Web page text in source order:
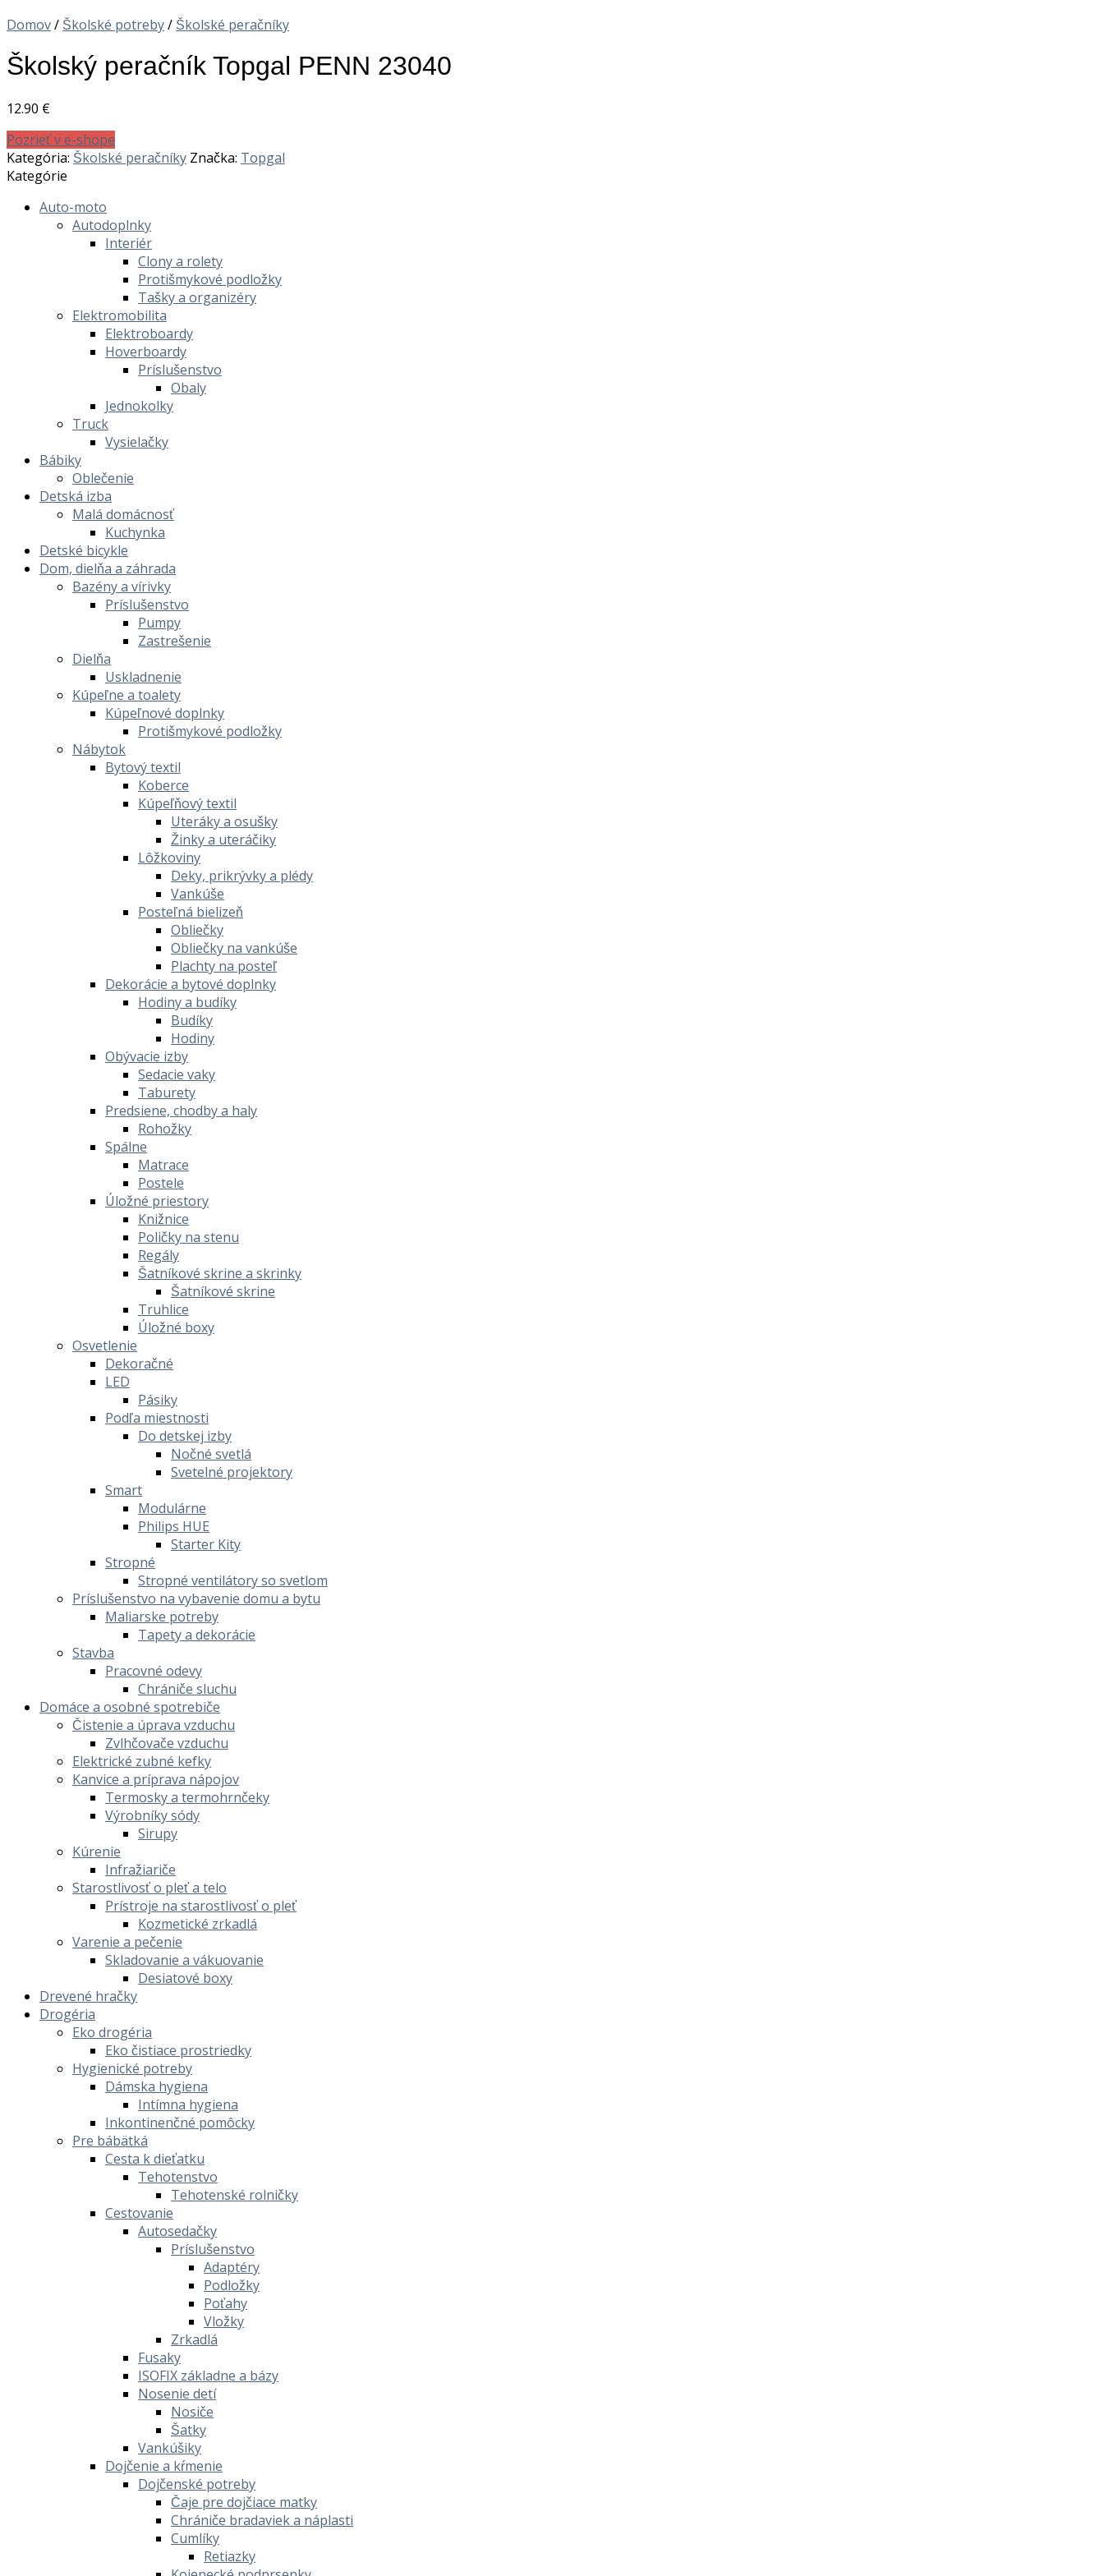
Domov/ Školské potreby/ Školské peračníky
Školský peračník Topgal PENN 23040
12.90 €
Pozrieť v e-shope
Kategória: Školské peračníky Značka: Topgal
Kategórie
Auto-moto
Autodoplnky
Interiér
Clony a rolety
Protišmykové podložky
Tašky a organizéry
Elektromobilita
Elektroboardy
Hoverboardy
Príslušenstvo
Obaly
Jednokolky
Truck
Vysielačky
Bábiky
Oblečenie
Detská izba
Malá domácnosť
Kuchynka
Detské bicykle
Dom, dielňa a záhrada
Bazény a vírivky
Príslušenstvo
Pumpy
Zastrešenie
Dielňa
Uskladnenie
Kúpeľne a toalety
Kúpeľnové doplnky
Protišmykové podložky
Nábytok
Bytový textil
Koberce
Kúpeľňový textil
Uteráky a osušky
Žinky a uteráčiky
Lôžkoviny
Deky, prikrývky a plédy
Vankúše
Posteľná bielizeň
Obliečky
Obliečky na vankúše
Plachty na posteľ
Dekorácie a bytové doplnky
Hodiny a budíky
Budíky
Hodiny
Obývacie izby
Sedacie vaky
Taburety
Predsiene, chodby a haly
Rohožky
Spálne
Matrace
Postele
Úložné priestory
Knižnice
Poličky na stenu
Regály
Šatníkové skrine a skrinky
Šatníkové skrine
Truhlice
Úložné boxy
Osvetlenie
Dekoračné
LED
Pásiky
Podľa miestnosti
Do detskej izby
Nočné svetlá
Svetelné projektory
Smart
Modulárne
Philips HUE
Starter Kity
Stropné
Stropné ventilátory so svetlom
Príslušenstvo na vybavenie domu a bytu
Maliarske potreby
Tapety a dekorácie
Stavba
Pracovné odevy
Chrániče sluchu
Domáce a osobné spotrebiče
Čistenie a úprava vzduchu
Zvlhčovače vzduchu
Elektrické zubné kefky
Kanvice a príprava nápojov
Termosky a termohrnčeky
Výrobníky sódy
Sirupy
Kúrenie
Infražiariče
Starostlivosť o pleť a telo
Prístroje na starostlivosť o pleť
Kozmetické zrkadlá
Varenie a pečenie
Skladovanie a vákuovanie
Desiatové boxy
Drevené hračky
Drogéria
Eko drogéria
Eko čistiace prostriedky
Hygienické potreby
Dámska hygiena
Intímna hygiena
Inkontinenčné pomôcky
Pre bábätká
Cesta k dieťatku
Tehotenstvo
Tehotenské rolničky
Cestovanie
Autosedačky
Príslušenstvo
Adaptéry
Podložky
Poťahy
Vložky
Zrkadlá
Fusaky
ISOFIX základne a bázy
Nosenie detí
Nosiče
Šatky
Vankúšiky
Dojčenie a kŕmenie
Dojčenské potreby
Čaje pre dojčiace matky
Chrániče bradaviek a náplasti
Cumlíky
Retiazky